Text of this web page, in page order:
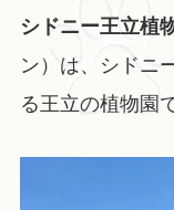
シドニー王立植
ン）は、シドニ
る王立の植物園